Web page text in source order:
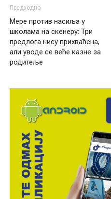
Предходно
Мере против насиља у
школама на скенеру: Три
предлога нису прихваћена,
али уводе се веће казне за
родитеље